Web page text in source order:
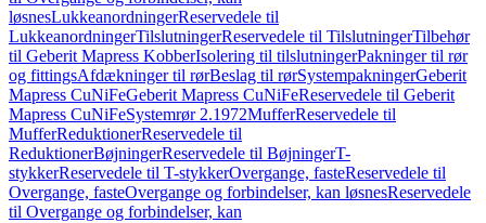
løsnesLukkeanordningerReservedele til
LukkeanordningerTilslutningerReservedele til TilslutningerTilbehør
til Geberit Mapress KobberIsolering til tilslutningerPakninger til rør
og fittingsAfdækninger til rørBeslag til rørSystempakningerGeberit
Mapress CuNiFeGeberit Mapress CuNiFeReservedele til Geberit
Mapress CuNiFeSystemrør 2.1972MufferReservedele til
MufferReduktionerReservedele til
ReduktionerBøjningerReservedele til BøjningerT-
stykkerReservedele til T-stykkerOvergange, fasteReservedele til
Overgange, fasteOvergange og forbindelser, kan løsnesReservedele
til Overgange og forbindelser, kan